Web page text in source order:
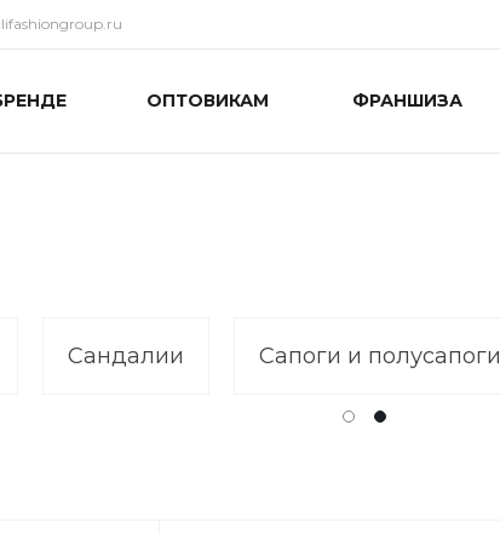
ОПТОВИКАМ ФРАНШИЗА
Сандалии Сапоги и полусапоги